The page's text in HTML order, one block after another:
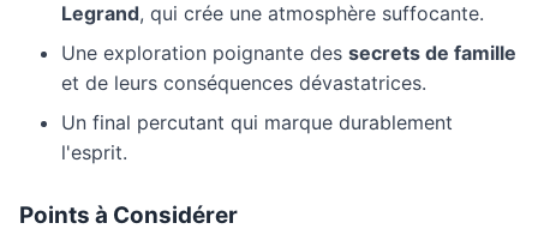
Legrand, qui crée une atmosphère suffocante.
Une exploration poignante des secrets de famille
et de leurs conséquences dévastatrices.
Un final percutant qui marque durablement
l'esprit.
Points à Considérer